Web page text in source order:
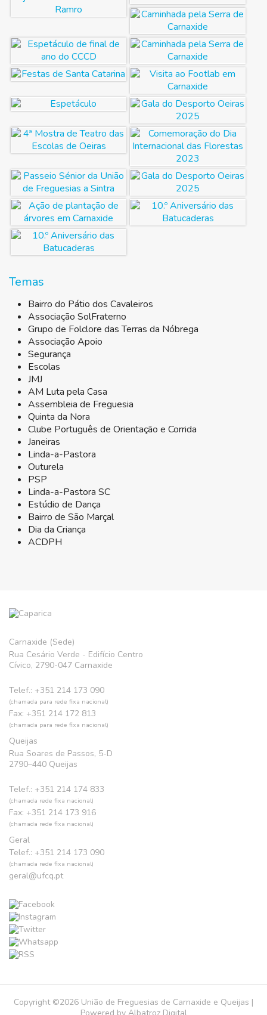
Temas
Bairro do Pátio dos Cavaleiros
Associação SolFraterno
Grupo de Folclore das Terras da Nóbrega
Associação Apoio
Segurança
Escolas
JMJ
AM Luta pela Casa
Assembleia de Freguesia
Quinta da Nora
Clube Português de Orientação e Corrida
Janeiras
Linda-a-Pastora
Outurela
PSP
Linda-a-Pastora SC
Estúdio de Dança
Bairro de São Marçal
Dia da Criança
ACDPH
Carnaxide (Sede)
Rua Cesário Verde - Edifício Centro
Cívico, 2790-047 Carnaxide
Telef.: +351 214 173 090
(chamada para rede fixa nacional)
Fax: +351 214 172 813
(chamada para rede fixa nacional)
Queijas
Rua Soares de Passos, 5-D
2790–440 Queijas
Telef.: +351 214 174 833
(chamada rede fixa nacional)
Fax: +351 214 173 916
(chamada rede fixa nacional)
Geral
Telef.: +351 214 173 090
(chamada rede fixa nacional)
geral@ufcq.pt
Copyright ©2026 União de Freguesias de Carnaxide e Queijas |
Powered by Albatroz Digital